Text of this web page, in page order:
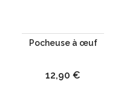
Pocheuse à œuf
Prix
12,90 €